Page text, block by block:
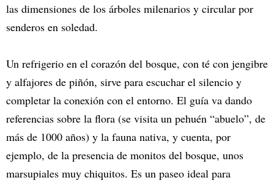
las dimensiones de los árboles milenarios y circular por
senderos en soledad.
Un refrigerio en el corazón del bosque, con té con jengibre
y alfajores de piñón, sirve para escuchar el silencio y
completar la conexión con el entorno. El guía va dando
referencias sobre la flora (se visita un pehuén “abuelo”, de
más de 1000 años) y la fauna nativa, y cuenta, por
ejemplo, de la presencia de monitos del bosque, unos
marsupiales muy chiquitos. Es un paseo ideal para